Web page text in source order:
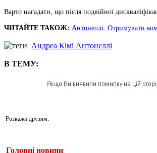
Варто нагадати, що після подвійної
ЧИТАЙТЕ ТАКОЖ: Антонеллі: Отримувати
Андреа Кімі Антонеллі
В ТЕМУ:
Розкажи друзям:
Головні новини